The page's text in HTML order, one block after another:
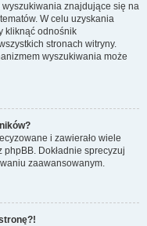
znajdujące się na
W celu uzyskania
kliknąć odnośnik
stronach witryny.
wyszukiwania może
i zawierało wiele
Dokładnie sprecyzuj
zaawansowanym.